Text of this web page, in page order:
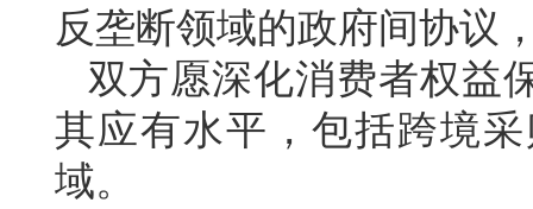
反垄断领域的政府间协议
双方愿深化消费者权益
其应有水平，包括跨境
域。